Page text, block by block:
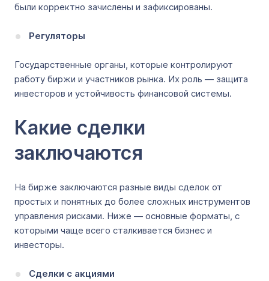
были корректно зачислены и зафиксированы.
Регуляторы
Государственные органы, которые контролируют
работу биржи и участников рынка. Их роль — защита
инвесторов и устойчивость финансовой системы.
Какие сделки
заключаются
На бирже заключаются разные виды сделок от
простых и понятных до более сложных инструментов
управления рисками. Ниже — основные форматы, с
которыми чаще всего сталкивается бизнес и
инвесторы.
Сделки с акциями